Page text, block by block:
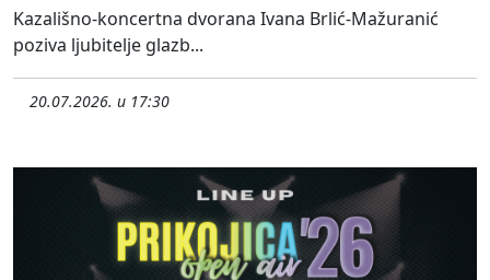
Kazališno-koncertna dvorana Ivana Brlić-Mažuranić
poziva ljubitelje glazb...
20.07.2026. u 17:30